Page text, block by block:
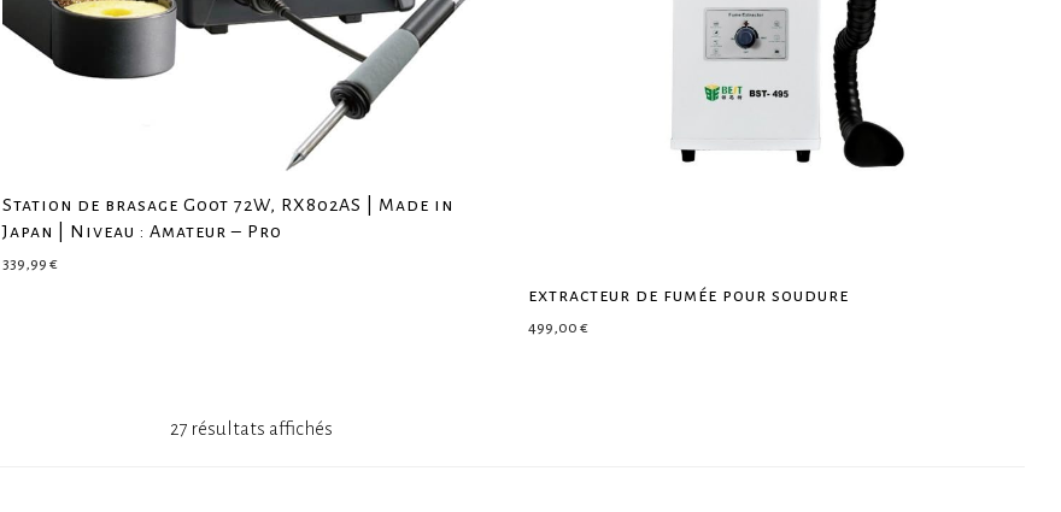
Station de brasage Goot 72W, RX802AS | Made in
Japan | Niveau : Amateur – Pro
339,99 €
extracteur de fumée pour soudure
499,00 €
27 résultats affichés